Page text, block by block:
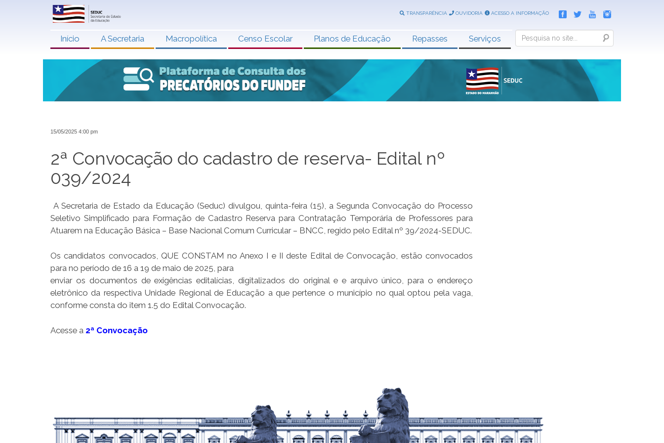
TRANSPARÊNCIA OUVIDORIA ACESSO A INFORMAÇÃO
Início A Secretaria Macropolítica Censo Escolar Planos de Educação Repasses Serviços Search
15/05/2025 4:00 pm
2ª Convocação do cadastro de reserva- Edital nº
039/2024
A Secretaria de Estado da Educação (Seduc) divulgou, quinta-feira (15), a Segunda Convocação do Processo
Seletivo Simplificado para Formação de Cadastro Reserva para Contratação Temporária de Professores para
Atuarem na Educação Básica – Base Nacional Comum Curricular – BNCC, regido pelo Edital nº 39/2024-SEDUC.
Os candidatos convocados, QUE CONSTAM no Anexo I e II deste Edital de Convocação, estão convocados
para no período de 16 a 19 de maio de 2025, para
enviar os documentos de exigências editalícias, digitalizados do original e e arquivo único, para o endereço
eletrônico da respectiva Unidade Regional de Educação a que pertence o município no qual optou pela vaga,
conforme consta do item 1.5 do Edital Convocação.
Acesse a 2ª Convocação